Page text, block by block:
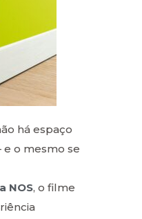
há espaço
o mesmo se
NOS, o filme